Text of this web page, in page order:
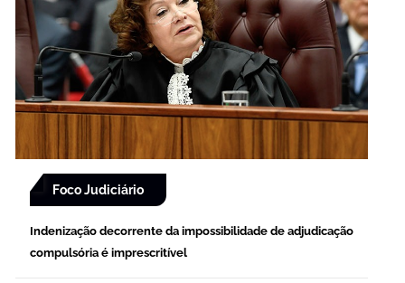
Foco Judiciário
Indenização decorrente da impossibilidade de adjudicação
compulsória é imprescritível